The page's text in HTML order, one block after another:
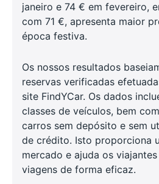
janeiro e 74 € em fevereiro,
com 71 €, apresenta maior
época festiva.
Os nossos resultados
reservas verificadas
site FindYCar. Os dados
classes de veículos, bem
carros sem depósito e sem
de crédito. Isto proporciona
mercado e ajuda os
viagens de forma eficaz.